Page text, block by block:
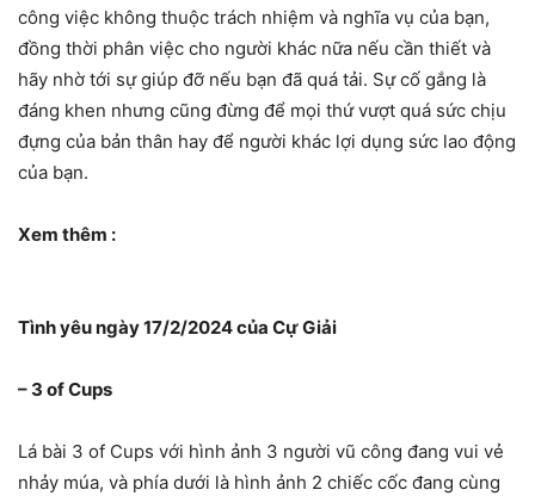
công việc không thuộc trách nhiệm và nghĩa vụ của bạn,
đồng thời phân việc cho người khác nữa nếu cần thiết và
hãy nhờ tới sự giúp đỡ nếu bạn đã quá tải. Sự cố gắng là
đáng khen nhưng cũng đừng để mọi thứ vượt quá sức chịu
đựng của bản thân hay để người khác lợi dụng sức lao động
của bạn.
Xem thêm :
Tình yêu ngày 17/2/2024 của Cự Giải
– 3 of Cups
Lá bài 3 of Cups với hình ảnh 3 người vũ công đang vui vẻ
nhảy múa, và phía dưới là hình ảnh 2 chiếc cốc đang cùng